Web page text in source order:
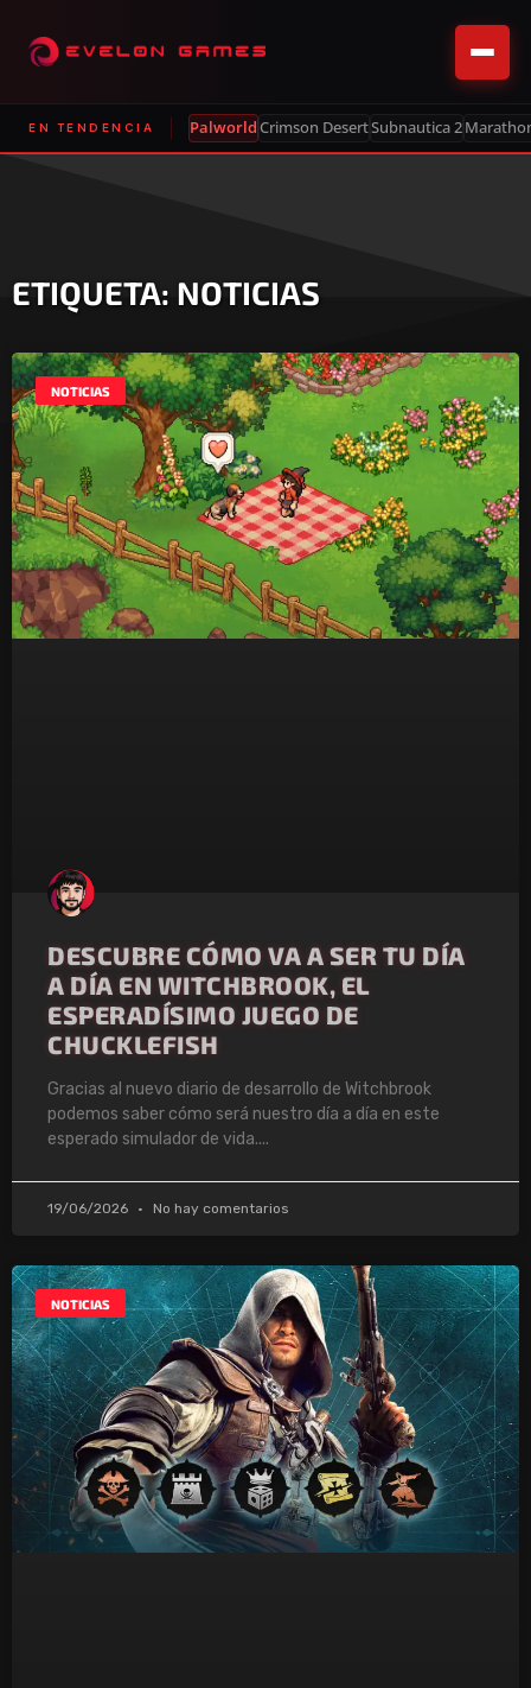
EN TENDENCIA PalworldCrimson DesertSubnautica 2
ETIQUETA: NOTICIAS
NOTICIAS
DESCUBRE CÓMO VA A SER TU DÍA
A DÍA EN WITCHBROOK, EL
ESPERADÍSIMO JUEGO DE
CHUCKLEFISH
Gracias al nuevo diario de desarrollo de Witchbrook
podemos saber cómo será nuestro día a día en este
esperado simulador de vida.
19/06/2026 No hay comentarios
NOTICIAS